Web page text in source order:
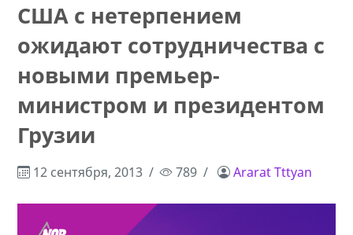
США с нетерпением
ожидают сотрудничества с
новыми премьер-
министром и президентом
Грузии
12 сентября, 2013 789 Ararat Tttyan